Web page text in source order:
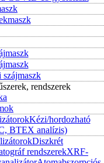
szájmaszk
rendszerek
Kézi/hordozható
BTEX analízis)
Diszkrét
rendszerekXRF-